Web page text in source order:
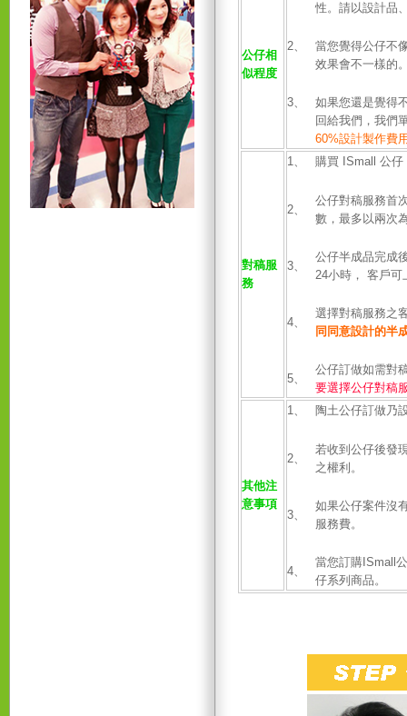
公仔相
似程度
性。請以設計品
2、
當您覺得公仔不
效果會不一樣的
3、
如果您還是覺得
回給我們，我們
60%設計製作費
對稿服
務
1、 購買 ISmall 公仔
2、
公仔對稿服務首
數，最多以兩次
3、
公仔半成品完成
24小時， 客戶可
4、
選擇對稿服務之
同 同意設計的半
5、
公仔訂做如需對
要選擇公仔對稿
其他注
意事項
1、 陶土公仔訂做乃
2、
若收到公仔後發
之權利。
3、
如果公仔案件沒
服務費。
4、
當您訂購ISmall
仔系列商品。